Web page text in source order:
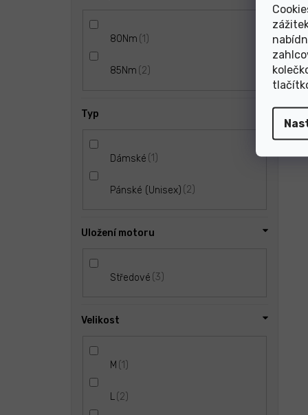
80Nm 1
85Nm 2
Typ
Dámské 1
Pánské (Unisex) 2
Uložení motoru
Středové 3
Velikost
M 1
L 2